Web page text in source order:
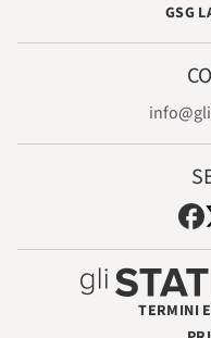
GSG
TERMINI